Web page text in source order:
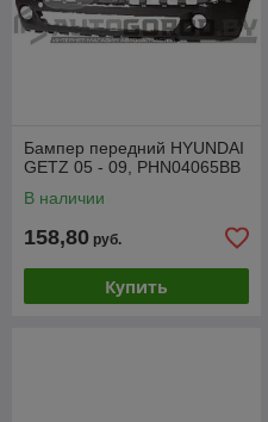
Бампер передний HYUNDAI
GETZ 05 - 09, PHN04065BB
В наличии
158,80 руб.
Купить